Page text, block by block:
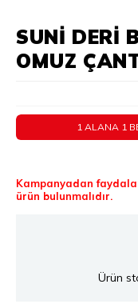
SUNI DERI
OMUZ
1 ALANA 1
Kampanyadan
ürün bulunmalıdır.
Ürün